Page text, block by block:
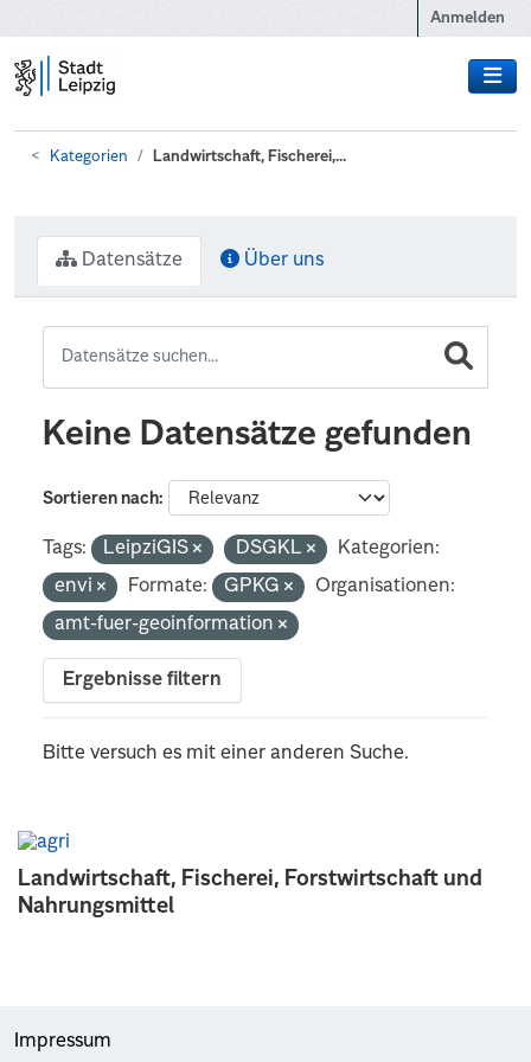
Anmelden
Kategorien Landwirtschaft, Fischerei,...
Landwirtschaft, Fischerei, Forstwirtschaft und
Nahrungsmittel
Datensätze Über uns
Keine Datensätze gefunden
Sortieren nach
Tags: LeipziGIS DSGKL
Kategorien:
envi
Formate: GPKG
Organisationen:
amt-fuer-geoinformation
Ergebnisse filtern
Bitte versuch es mit einer anderen Suche.
Impressum